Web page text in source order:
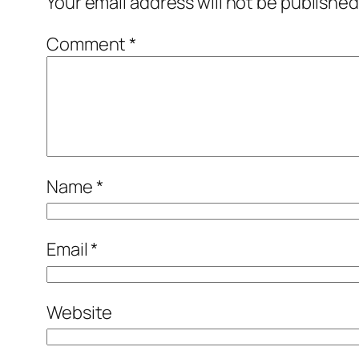
Comment*
Name*
Email*
Website